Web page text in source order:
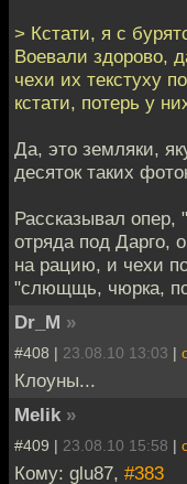
> Кстати, я с
Воевали здорово,
чехи их текстуху
кстати, потерь у
Да, это земляки,
десяток таких
Рассказывал опер,
отряда под Дарго,
на рацию, и чехи
"слющщь, чюрка,
Dr_M »
#408 | 23.08.10 13:03 |
Клоуны...
Melik »
#409 | 23.08.10 15:58 |
Кому: glu87, #383